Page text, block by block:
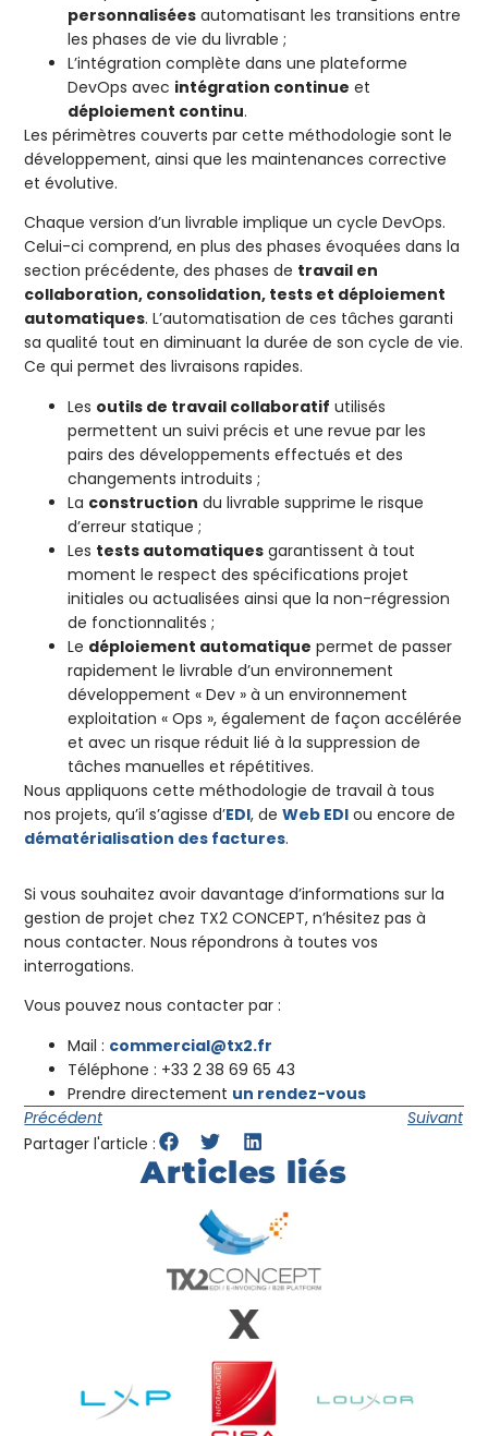
personnalisées automatisant les transitions entre
les phases de vie du livrable ;
L’intégration complète dans une plateforme
DevOps avec intégration continue et
déploiement continu.
Les périmètres couverts par cette méthodologie sont le
développement, ainsi que les maintenances corrective
et évolutive.
Chaque version d’un livrable implique un cycle DevOps.
Celui-ci comprend, en plus des phases évoquées dans la
section précédente, des phases de travail en
collaboration, consolidation, tests et déploiement
automatiques. L’automatisation de ces tâches garanti
sa qualité tout en diminuant la durée de son cycle de vie.
Ce qui permet des livraisons rapides.
Les outils de travail collaboratif utilisés
permettent un suivi précis et une revue par les
pairs des développements effectués et des
changements introduits ;
La construction du livrable supprime le risque
d’erreur statique ;
Les tests automatiques garantissent à tout
moment le respect des spécifications projet
initiales ou actualisées ainsi que la non-régression
de fonctionnalités ;
Le déploiement automatique permet de passer
rapidement le livrable d’un environnement
développement « Dev » à un environnement
exploitation « Ops », également de façon accélérée
et avec un risque réduit lié à la suppression de
tâches manuelles et répétitives.
Nous appliquons cette méthodologie de travail à tous
nos projets, qu’il s’agisse d’EDI, deWeb EDI ou encore de
dématérialisation des factures.
Si vous souhaitez avoir davantage d’informations sur la
gestion de projet chez TX2 CONCEPT, n’hésitez pas à
nous contacter. Nous répondrons à toutes vos
interrogations.
Vous pouvez nous contacter par :
Mail : commercial@tx2.fr
Téléphone : +33 2 38 69 65 43
Prendre directement un rendez-vous
Précédent
Suivant
Partager l'article :
Articles liés